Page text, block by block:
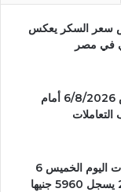
سعر السكر يعكس
في مصر
سعر الدولار اليوم الخميس 6/8/2026 أمام
سعر الذهب يرتفع 10جنيهات اليوم الخميس 6